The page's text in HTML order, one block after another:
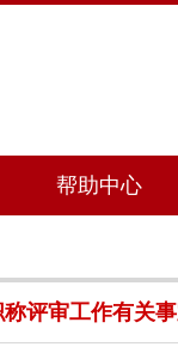
帮助中心
评审工作有关事